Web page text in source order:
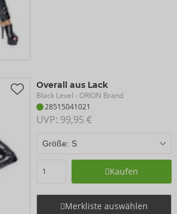
Overall aus Lack
Black Level - ORION Brand
28515041021
UVP: 99,95 €
Kaufen
Merkliste auswählen